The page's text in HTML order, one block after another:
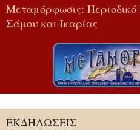
Μεταμόρφωσις:
Σάμου και Ικαρίας
ΕΚΔΗΛΩΣΕΙΣ